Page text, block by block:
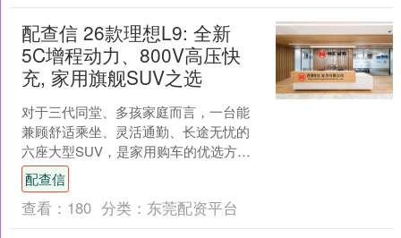
配查信 26款理想L9: 全新
5C增程动力、800V高压快
充, 家用旗舰SUV之选
对于三代同堂、多孩家庭而言，一台能
兼顾舒适乘坐、灵活通勤、长途无忧的
六座大型SUV，是家用购车的优选方
向。面对复杂多变的出行路况、长短途
结合的用车场景，消费者对....
配查信
查看： 180 分类： 东莞配资平台